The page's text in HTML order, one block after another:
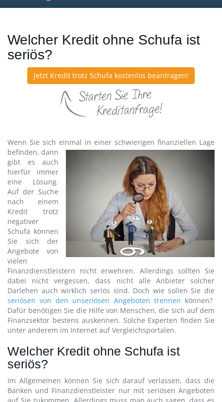
Welcher Kredit ohne Schufa ist
seriös?
Jetzt Kredit trotz Schufa kostenlos beantragen!
Wenn Sie sich einmal in einer schwierigen finanziellen Lage
befinden, dann
gibt es auch
hierfür immer
eine Lösung.
Auf der Suche
nach einem
Kredit trotz
negativer
Schufa können
Sie sich der
Angebote von
vielen
Finanzdienstleistern nicht erwehren. Allerdings sollten Sie
dabei nicht vergessen, dass nicht alle Anbieter solcher
Darlehen auch wirklich seriös sind. Doch wie sollen Sie die
seriösen von den unseriösen Angeboten trennen können?
Dafür benötigen Sie die Hilfe von Menschen, die sich auf dem
Finanzsektor bestens auskennen. Solche Experten finden Sie
unter anderem im Internet auf Vergleichsportalen.
Welcher Kredit ohne Schufa ist
seriös?
Im Allgemeinen können Sie sich darauf verlassen, dass die
Banken und Finanzdienstleister nur mit seriösen Angeboten